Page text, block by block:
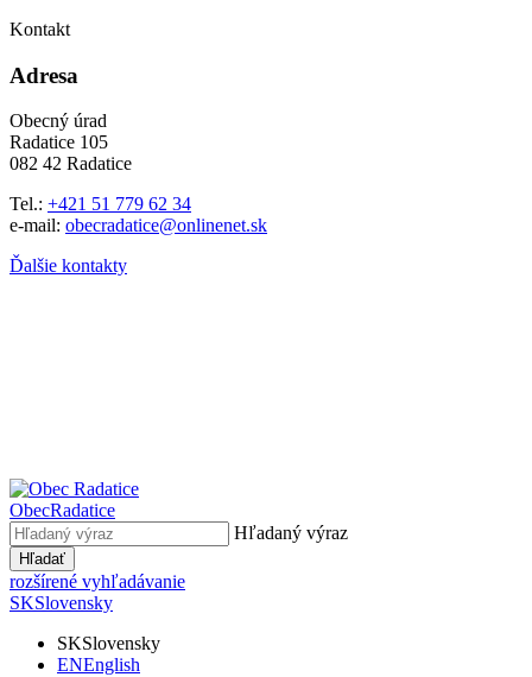
Kontakt
Adresa
Obecný úrad
Radatice 105
082 42 Radatice
Tel.: +421 51 779 62 34
e-mail: obecradatice@onlinenet.sk
Ďalšie kontakty
ObecRadatice
Hľadaný výraz
Hľadať
rozšírené vyhľadávanie
SKSlovensky
SKSlovensky
ENEnglish